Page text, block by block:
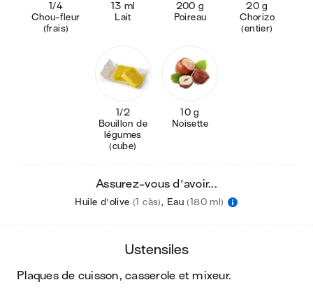
1/4
Chou-fleur
(frais)
13 ml
Lait
200 g
Poireau
20 g
Chorizo
(entier)
1/2
Bouillon de
légumes
(cube)
10 g
Noisette
Assurez-vous d'avoir...
Huile d'olive (1 càs), Eau (180 ml)
ustensiles
plaques de cuisson, casserole et mixeur.